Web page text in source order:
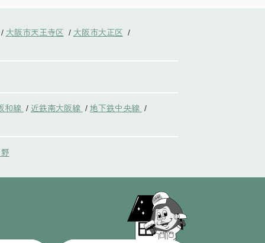
/ 大阪市天王寺区 / 大阪市大正区 /
和線 / 近鉄南大阪線 / 地下鉄中央線 /